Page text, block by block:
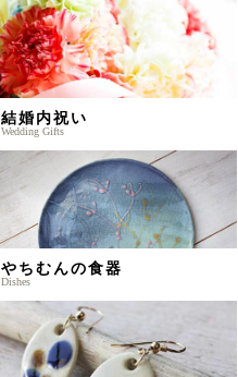
結婚内祝い
Wedding Gifts
やちむんの食器
Dishes